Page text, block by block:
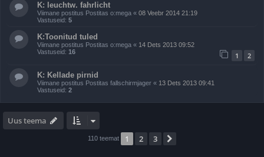
K: leuchtw. fahrlicht
Viimane postitus Postitas o:mega « 08 Veebr 2014 21:19
Vastuseid: 5
K:Toonitud tuled
Viimane postitus Postitas o:mega « 14 Dets 2013 09:52
Vastuseid: 16 1 2
K: Kellade pirnid
Viimane postitus Postitas fallschirmjager « 13 Dets 2013 09:41
Vastuseid: 2
Uus teema
110 teemat 1 2 3